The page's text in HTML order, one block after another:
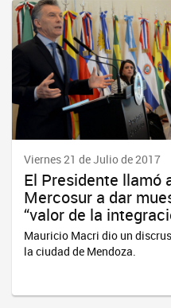
Viernes 21 de Julio de 2017
El Presidente llamó
Mercosur a dar
“valor de la
Mauricio Macri dio un
la ciudad de Mendoza.